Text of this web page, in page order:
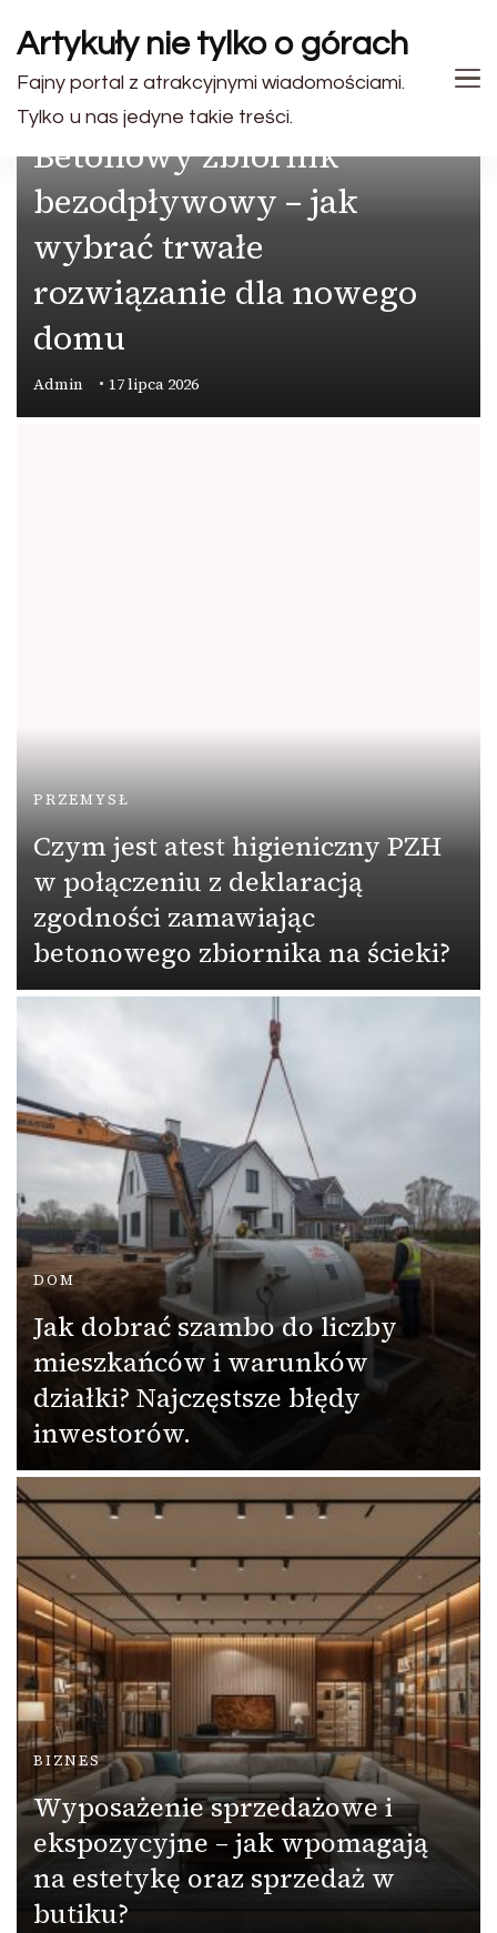
Artykuły nie tylko o górach
Fajny portal z atrakcyjnymi wiadomościami.
Tylko u nas jedyne takie treści.
Betonowy zbiornik
bezodpływowy – jak
wybrać trwałe
rozwiązanie dla nowego
domu
Admin 17 lipca 2026
PRZEMYSŁ
Czym jest atest higieniczny PZH
w połączeniu z deklaracją
zgodności zamawiając
betonowego zbiornika na ścieki?
DOM
Jak dobrać szambo do liczby
mieszkańców i warunków
działki? Najczęstsze błędy
inwestorów.
BIZNES
Wyposażenie sprzedażowe i
ekspozycyjne – jak wpomagają
na estetykę oraz sprzedaż w
butiku?